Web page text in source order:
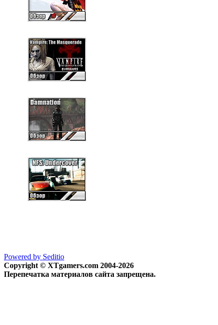
Powered by Seditio
Copyright © XTgamers.com 2004-2026
Перепечатка материалов сайта запрещена.